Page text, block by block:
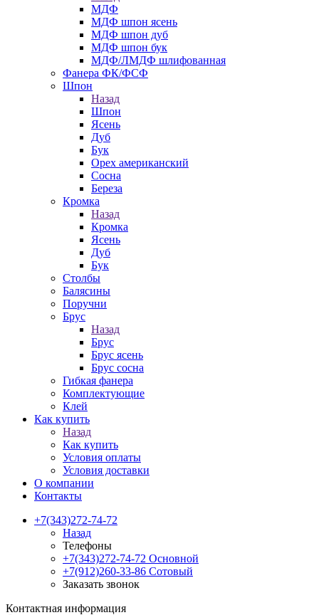
МДФ
МДФ шпон ясень
МДФ шпон дуб
МДФ шпон бук
МДФ/ЛМДФ шлифованная
Фанера ФК/ФСФ
Шпон
Назад
Шпон
Ясень
Дуб
Бук
Орех американский
Сосна
Береза
Кромка
Назад
Кромка
Ясень
Дуб
Бук
Столбы
Балясины
Поручни
Брус
Назад
Брус
Брус ясень
Брус сосна
Гибкая фанера
Комплектующие
Клей
Как купить
Назад
Как купить
Условия оплаты
Условия доставки
О компании
Контакты
+7(343)272-74-72
Назад
Телефоны
+7(343)272-74-72 Основной
+7(912)260-33-86 Сотовый
Заказать звонок
Контактная информация